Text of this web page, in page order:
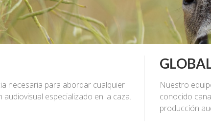
necesaria para abordar cualquier
especializado en la caza.
Nuestro
conocido
producción